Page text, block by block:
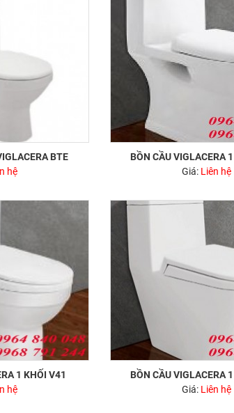
BỒN CẦU TRẺ EM VIGLACERA BTE
hệ
BỒN CẦU VIGLACERA
Giá: Liên hệ
1 KHỐI V41
hệ
BỒN CẦU VIGLACERA
Giá: Liên hệ